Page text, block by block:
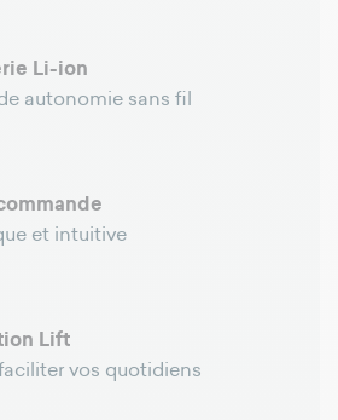
Li-ion
autonomie sans fil
et intuitive
Lift
vos quotidiens